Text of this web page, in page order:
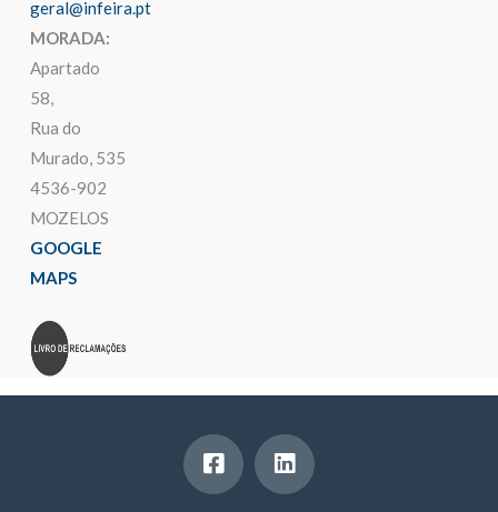
geral@infeira.pt
MORADA:
Apartado
58,
Rua do
Murado, 535
4536-902
MOZELOS
GOOGLE
MAPS